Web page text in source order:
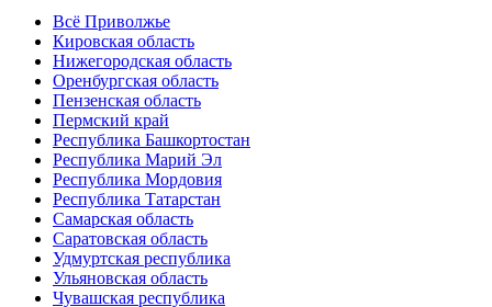
Всё Приволжье
Кировская область
Нижегородская область
Оренбургская область
Пензенская область
Пермский край
Республика Башкортостан
Республика Марий Эл
Республика Мордовия
Республика Татарстан
Самарская область
Саратовская область
Удмуртская республика
Ульяновская область
Чувашская республика